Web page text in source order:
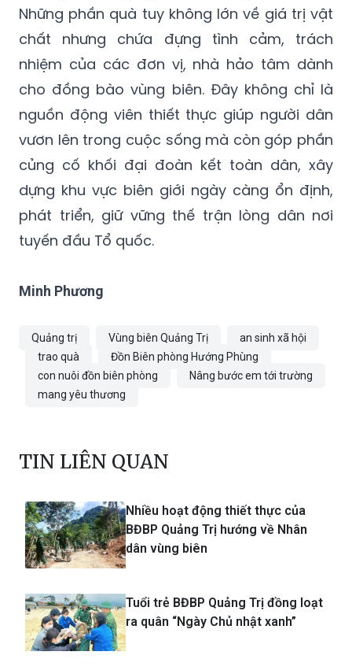
Những phần quà tuy không lớn về giá trị vật
chất nhưng chứa đựng tình cảm, trách
nhiệm của các đơn vị, nhà hảo tâm dành
cho đồng bào vùng biên. Đây không chỉ là
nguồn động viên thiết thực giúp người dân
vươn lên trong cuộc sống mà còn góp phần
củng cố khối đại đoàn kết toàn dân, xây
dựng khu vực biên giới ngày càng ổn định,
phát triển, giữ vững thế trận lòng dân nơi
tuyến đầu Tổ quốc.
Minh Phương
Quảng trị Vùng biên Quảng Trị
an sinh xã hội
trao quà
Đồn Biên phòng Hướng Phùng
con nuôi đồn biên phòng
Nâng bước em tới trường
mang yêu thương
TIN LIÊN QUAN
Nhiều hoạt động thiết thực của
BĐBP Quảng Trị hướng về Nhân
dân vùng biên
Tuổi trẻ BĐBP Quảng Trị đồng loạt
ra quân “Ngày Chủ nhật xanh”